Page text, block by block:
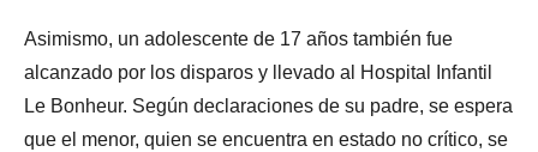
Asimismo, un adolescente de 17 años también fue
alcanzado por los disparos y llevado al Hospital Infantil
Le Bonheur. Según declaraciones de su padre, se espera
que el menor, quien se encuentra en estado no crítico, se